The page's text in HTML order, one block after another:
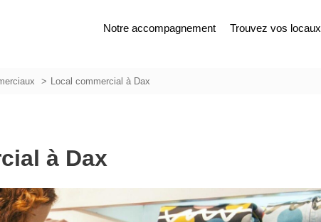
Notre accompagnement Trouvez vos locaux
Local commercial à Dax
à Dax